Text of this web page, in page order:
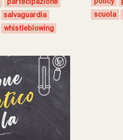
partecipazione
salvaguardia
whistleblowing
policy
scuola